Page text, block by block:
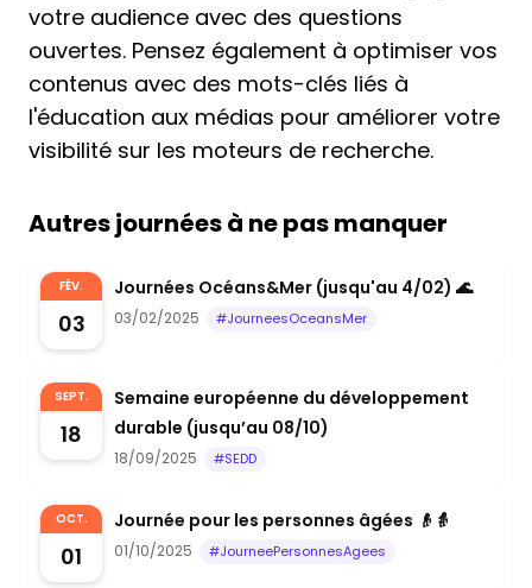
votre audience avec des questions
ouvertes. Pensez également à optimiser vos
contenus avec des mots-clés liés à
l'éducation aux médias pour améliorer votre
visibilité sur les moteurs de recherche.
Autres journées à ne pas manquer
FÉV.
03
Journées Océans&Mer (jusqu'au 4/02) 🌊
03/02/2025 #JourneesOceansMer
SEPT.
18
Semaine européenne du développement
durable (jusqu’au 08/10)
18/09/2025 #SEDD
OCT.
01
Journée pour les personnes âgées 👴👵
01/10/2025 #JourneePersonnesAgees